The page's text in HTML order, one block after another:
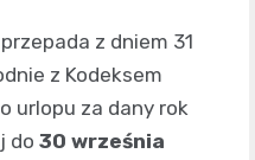
z dniem 31
z Kodeksem
urlopu za dany rok
do 30 września